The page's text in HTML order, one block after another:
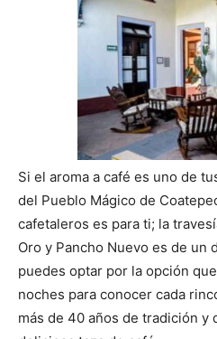
Si el aroma a café es uno de
del Pueblo Mágico de
cafetaleros es para ti; la
Oro y Pancho Nuevo es de un
puedes optar por la opción
noches para conocer cada
más de 40 años de tradición y